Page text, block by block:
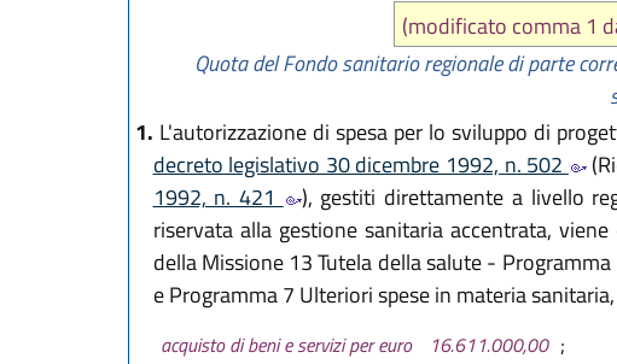
(modificato comma 1
Quota del Fondo sanitario regionale di parte
1. L'autorizzazione di spesa per lo sviluppo di
decreto legislativo 30 dicembre 1992, n. 502
1992, n. 421
), gestiti direttamente a livello
riservata alla gestione sanitaria accentrata,
della Missione 13 Tutela della salute -
e Programma 7 Ulteriori spese in materia
acquisto di beni e servizi per euro 16.611.000,00 ;